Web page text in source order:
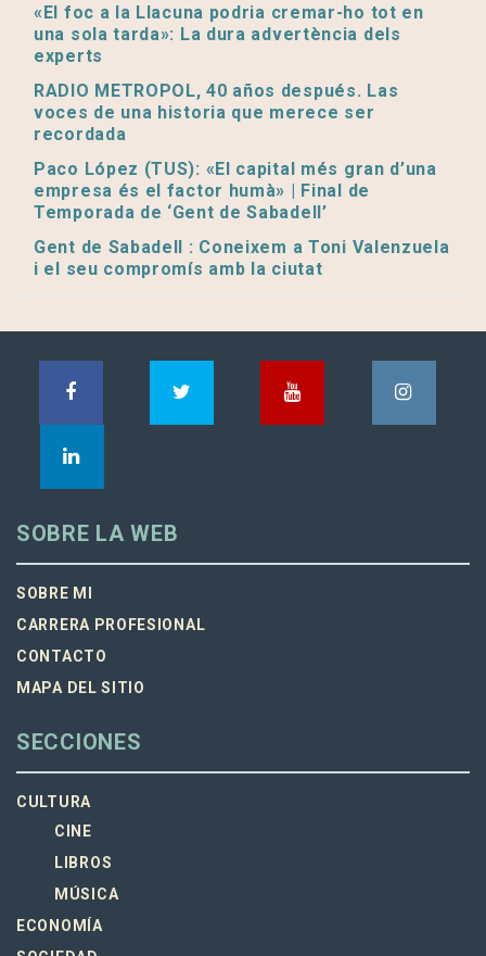
«El foc a la Llacuna podria cremar-ho tot en
una sola tarda»: La dura advertència dels
experts
RADIO METROPOL, 40 años después. Las
voces de una historia que merece ser
recordada
Paco López (TUS): «El capital més gran d’una
empresa és el factor humà» | Final de
Temporada de ‘Gent de Sabadell’
Gent de Sabadell : Coneixem a Toni Valenzuela
i el seu compromís amb la ciutat
SOBRE LA WEB
SOBRE MI
CARRERA PROFESIONAL
CONTACTO
MAPA DEL SITIO
SECCIONES
CULTURA
CINE
LIBROS
MÚSICA
ECONOMÍA